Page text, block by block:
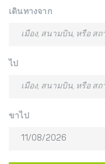
เดินทางจาก
ไป
ขาไป